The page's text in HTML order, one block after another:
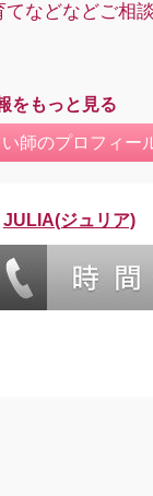
どなどご相談
をもっと見る
い師のプロフィー
JULIA(ジュリア)